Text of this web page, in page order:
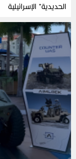
الحديدية” الإسرائيلية